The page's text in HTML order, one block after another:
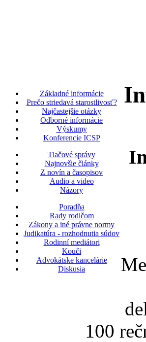
Základné informácie
Prečo striedavá starostlivosť?
Najčastejšie otázky
Odborné informácie
Výskumy
Konferencie ICSP
Tlačové správy
Najnovšie články
Z novín a časopisov
Audio a video
Názory
Poradňa
Rady rodičom
Zákony a iné právne normy
Judikatúra - rozhodnutia súdov
Rodinní mediátori
Kouči
Advokátske kancelárie
Diskusia
100